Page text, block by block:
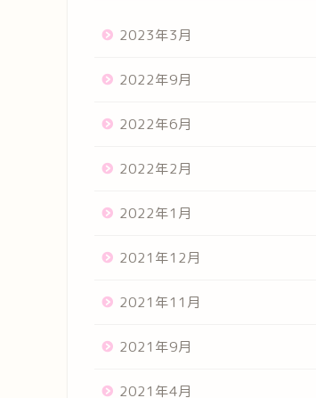
2023年3月
2022年9月
2022年6月
2022年2月
2022年1月
2021年12月
2021年11月
2021年9月
2021年4月